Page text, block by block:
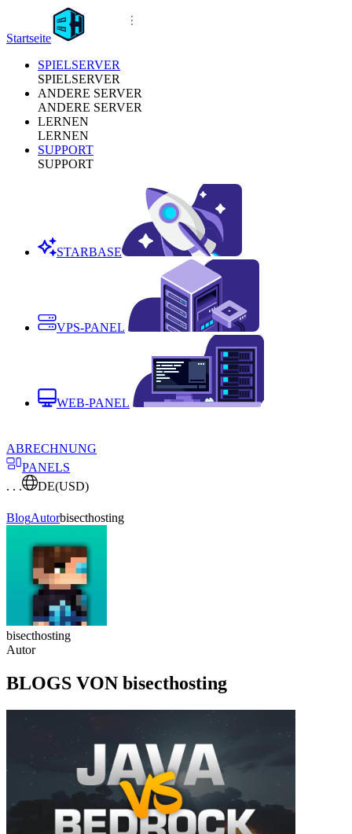
Startseite
SPIELSERVER
SPIELSERVER
ANDERE SERVER
ANDERE SERVER
LERNEN
LERNEN
SUPPORT
SUPPORT
STARBASE
VPS-PANEL
WEB-PANEL
ABRECHNUNG
PANELS
. . .
DE(USD)
BlogAutorbisecthosting
bisecthosting
Autor
BLOGS VON bisecthosting